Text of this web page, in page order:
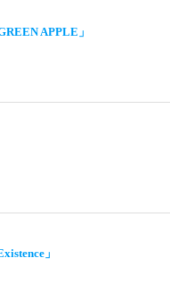
APPLE」
」